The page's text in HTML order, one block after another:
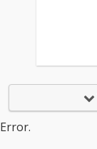
Error.